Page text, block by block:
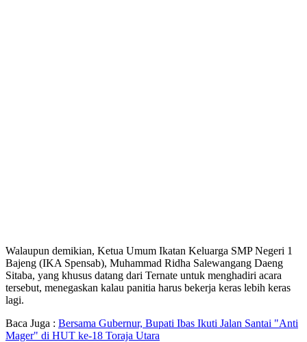
Walaupun demikian, Ketua Umum Ikatan Keluarga SMP Negeri 1
Bajeng (IKA Spensab), Muhammad Ridha Salewangang Daeng
Sitaba, yang khusus datang dari Ternate untuk menghadiri acara
tersebut, menegaskan kalau panitia harus bekerja keras lebih keras
lagi.
Baca Juga : Bersama Gubernur, Bupati Ibas Ikuti Jalan Santai "Anti
Mager" di HUT ke-18 Toraja Utara